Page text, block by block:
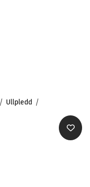
Ullpledd